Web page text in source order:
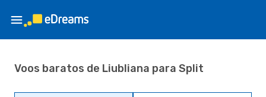
Voos baratos de Liubliana para Split